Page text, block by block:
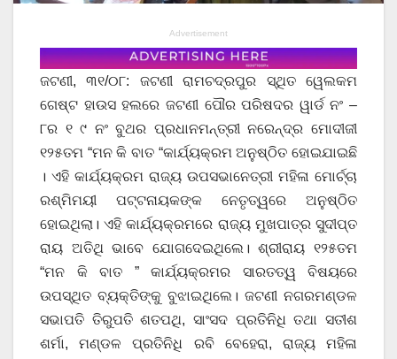
Advertisement
ଜଟଣୀ, ୩୧/୦୮: ଜଟଣୀ ରାମଚଦ୍ରପୁର ସ୍ଥିତ ୱେଲକମ
ଗେଷ୍ଟ ହାଉସ ହଲରେ ଜଟଣୀ ପୌର ପରିଷଦର ୱାର୍ଡ ନଂ –
୮ର ୧ ୯ ନଂ ବୁଥର ପ୍ରଧାନମନ୍ତ୍ରୀ ନରେନ୍ଦ୍ର ମୋଦୀଜୀ
୧୨୫ତମ “ମନ କି ବାତ “କାର୍ଯ୍ୟକ୍ରମ ଅନୁଷ୍ଠିତ ହୋଇଯାଇଛି
। ଏହି କାର୍ଯ୍ୟକ୍ରମ ରାଜ୍ୟ ଉପସଭାନେତ୍ରୀ ମହିଳା ମୋର୍ଚ୍ଚା
ରଶ୍ମିମୟୀ ପଟ୍ଟନାୟକଙ୍କ ନେତୃତ୍ୱରେ ଅନୁଷ୍ଠିତ
ହୋଇଥିଲା। ଏହି କାର୍ଯ୍ୟକ୍ରମରେ ରାଜ୍ୟ ମୁଖପାତ୍ର ସୁଦୀପ୍ତ
ରାୟ ଅତିଥି ଭାବେ ଯୋଗଦେଇଥିଲେ। ଶ୍ରୀରାୟ ୧୨୫ତମ
“ମନ କି ବାତ ” କାର୍ଯ୍ୟକ୍ରମର ସାରତତ୍ୱ ବିଷୟରେ
ଉପସ୍ଥିତ ବ୍ୟକ୍ତିଙ୍କୁ ବୁଝାଇଥିଲେ। ଜଟଣୀ ନଗରମଣ୍ଡଳ
ସଭାପତି ତିରୁପତି ଶତପଥି, ସାଂସଦ ପ୍ରତିନିଧି ତଥା ସତୀଶ
ଶର୍ମା, ମଣ୍ଡଳ ପ୍ରତିନିଧି ରବି ବେହେରା, ରାଜ୍ୟ ମହିଳା